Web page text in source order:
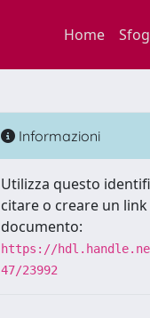
Home
Informazioni
Utilizza questo
citare o creare un
documento:
https://
47/23992